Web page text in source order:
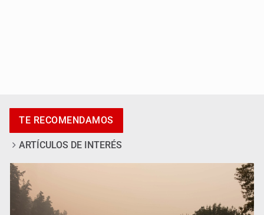
desapariciones de adolescentes
TE RECOMENDAMOS
ARTÍCULOS DE INTERÉS